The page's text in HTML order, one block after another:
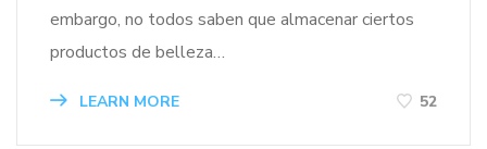
embargo, no todos saben que almacenar ciertos
productos de belleza…
LEARN MORE 52